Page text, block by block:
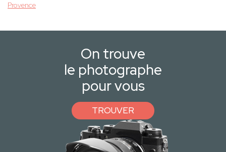
Provence
On trouve
le photographe
pour vous
TROUVER